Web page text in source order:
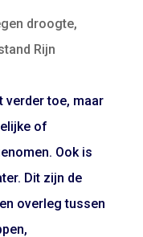
droogte,
Rijn
verder toe, maar
of
Ook is
Dit zijn de
overleg tussen